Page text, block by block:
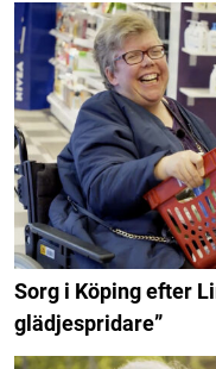
Sorg i Köping efter
glädjespridare”